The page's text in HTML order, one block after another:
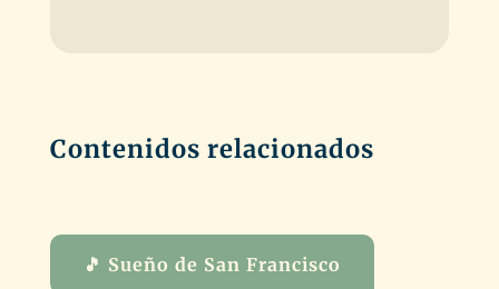
Contenidos relacionados
🎵 Sueño de San Francisco